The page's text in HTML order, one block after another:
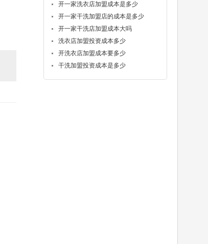
开一家洗衣店加盟成本是多少
开一家干洗加盟店的成本是多少
开一家干洗店加盟成本大吗
洗衣店加盟投资成本多少
开洗衣店加盟成本要多少
干洗加盟投资成本是多少